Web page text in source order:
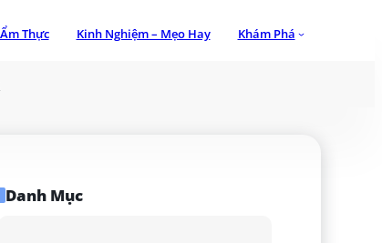
Ẩm Thực Kinh Nghiệm – Mẹo Hay Khám Phá
Danh Mục